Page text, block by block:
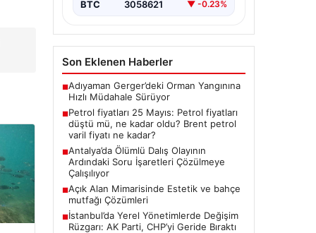
BTC 3058621 ▼ -0.23%
Son Eklenen Haberler
■Adıyaman Gerger’deki Orman Yangınına
Hızlı Müdahale Sürüyor
■Petrol fiyatları 25 Mayıs: Petrol fiyatları
düştü mü, ne kadar oldu? Brent petrol
varil fiyatı ne kadar?
■Antalya’da Ölümlü Dalış Olayının
Ardındaki Soru İşaretleri Çözülmeye
Çalışılıyor
■Açık Alan Mimarisinde Estetik ve bahçe
mutfağı Çözümleri
■İstanbul’da Yerel Yönetimlerde Değişim
Rüzgarı: AK Parti, CHP’yi Geride Bıraktı